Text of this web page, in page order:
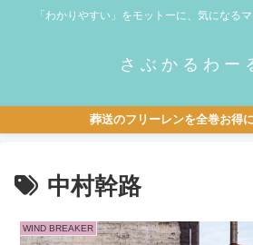
「わかりやすい」をモットーに、気になる
さぶかるわー
葬送のフリーレンを全巻お得
中村幹路
WIND BREAKER